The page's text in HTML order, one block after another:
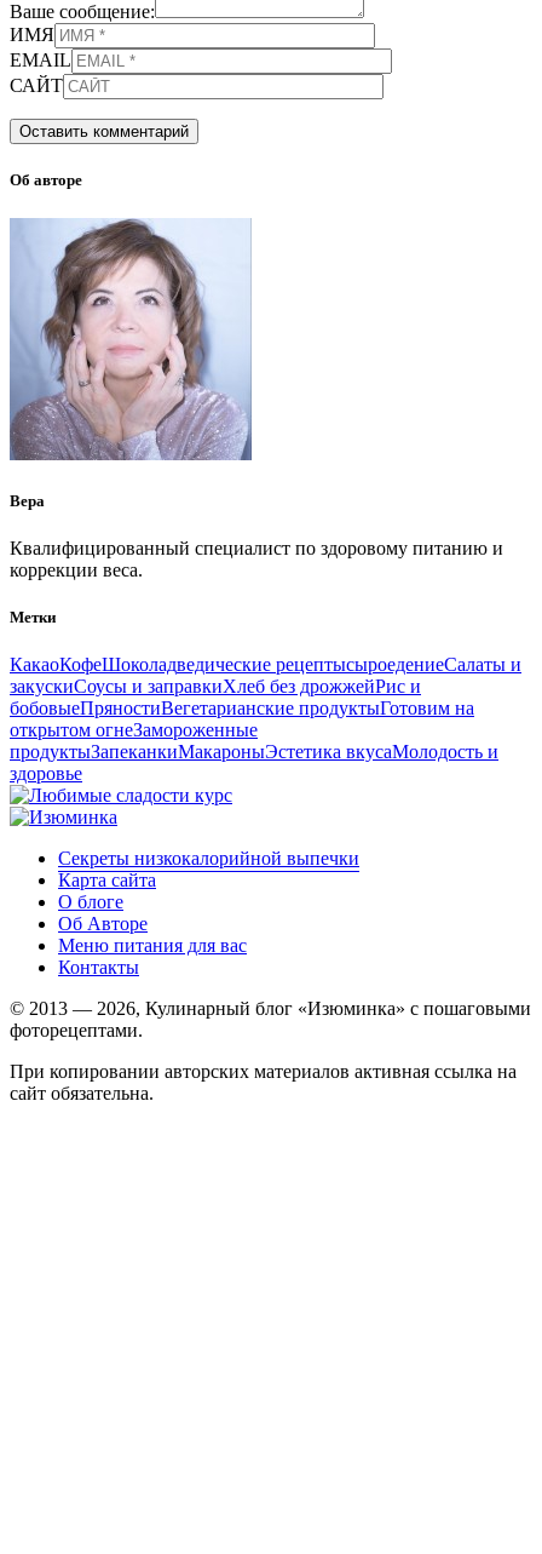
Ваше сообщение:
ИМЯ
EMAIL
САЙТ
Об авторе
Вера
Квалифицированный специалист по здоровому питанию и
коррекции веса.
Метки
КакаоКофеШоколадведические рецептысыроедениеСалаты и
закускиСоусы и заправкиХлеб без дрожжейРис и
бобовыеПряностиВегетарианские продуктыГотовим на
открытом огнеЗамороженные
продуктыЗапеканкиМакароныЭстетика вкусаМолодость и
здоровье
Секреты низкокалорийной выпечки
Карта сайта
О блоге
Об Авторе
Меню питания для вас
Контакты
© 2013 — 2026, Кулинарный блог «Изюминка» с пошаговыми
фоторецептами.
При копировании авторских материалов активная ссылка на
сайт обязательна.